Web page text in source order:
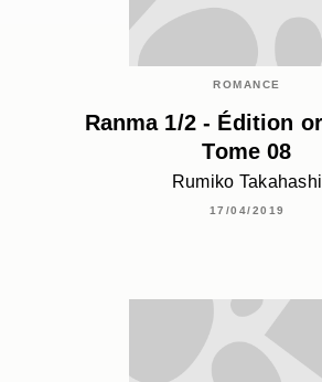
ROMANCE
Ranma 1/2 - Édition
Tome 08
Rumiko Takahashi
17/04/2019